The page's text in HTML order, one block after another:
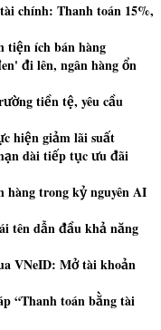
chính: Thanh toán 15%,
tiện ích bán hàng
đi lên, ngân hàng ổn
tiền tệ, yêu cầu
hiện giảm lãi suất
dài tiếp tục ưu đãi
trong kỷ nguyên AI
tên dẫn đầu khả năng
VNeID: Mở tài khoản
“Thanh toán bằng tài